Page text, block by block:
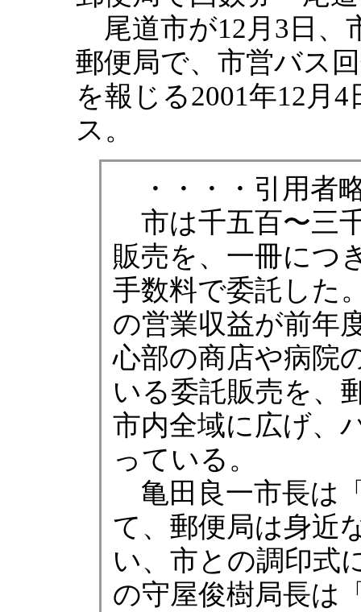
尾道市が12月3日、
郵便局で、市営バス
を報じる2001年12月
ス。
・・・・引用者
市は千五百〜三
販売を、一冊につ
手数料で委託した
の営業収益が前年
心部の商店や病院
いる委託販売を、
市内全域に広げ、
っている。
亀田良一市長は
て、郵便局は身近
い、市との調印式
の守屋俊樹局長は